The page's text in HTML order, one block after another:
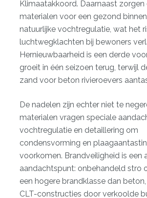
Klimaatakkoord. Daarnaast
materialen voor een gezond
natuurlijke vochtregulatie, wat het
luchtwegklachten bij bewoners
Hernieuwbaarheid is een derde
groeit in één seizoen terug, terwijl
zand voor beton rivieroevers
De nadelen zijn echter niet te
materialen vragen speciale
vochtregulatie en detaillering om
condensvorming en
voorkomen. Brandveiligheid is een
aandachtspunt: onbehandeld stro
een hogere brandklasse dan
CLT-constructies door verkoolde